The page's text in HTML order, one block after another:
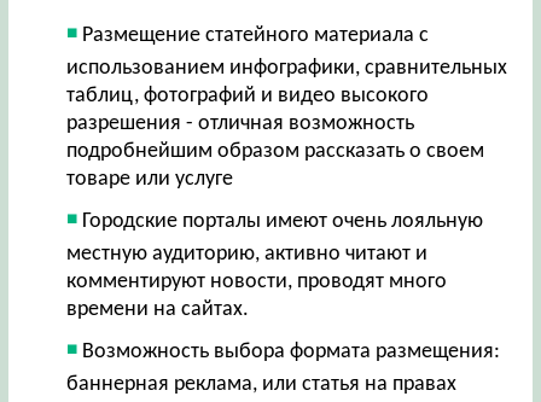
Размещение статейного материала с
использованием инфографики, сравнительных
таблиц, фотографий и видео высокого
разрешения - отличная возможность
подробнейшим образом рассказать о своем
товаре или услуге
Городские порталы имеют очень лояльную
местную аудиторию, активно читают и
комментируют новости, проводят много
времени на сайтах.
Возможность выбора формата размещения:
баннерная реклама, или статья на правах